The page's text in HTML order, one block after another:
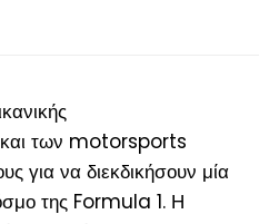
και των motorsports
για να διεκδικήσουν μία
της Formula 1. Η